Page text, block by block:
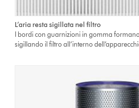
L’aria resta sigillata nel filtro
I bordi con guarnizioni in gomma
sigillando il filtro all’interno